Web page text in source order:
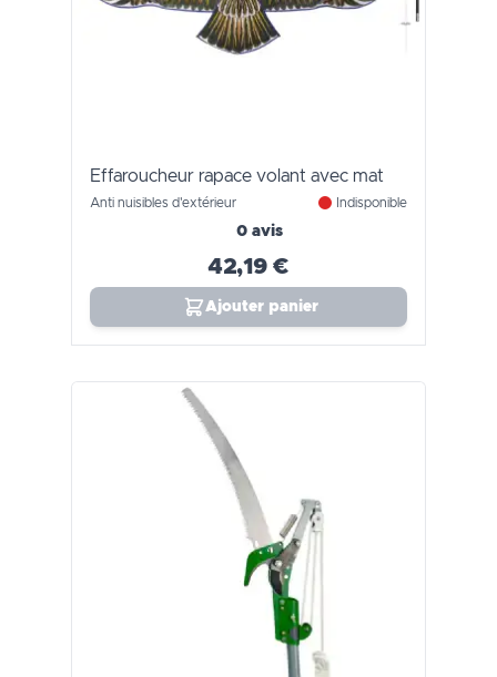
Effaroucheur rapace volant avec mat
Anti nuisibles d'extérieur Indisponible
0 avis
42,19 €
Ajouter panier